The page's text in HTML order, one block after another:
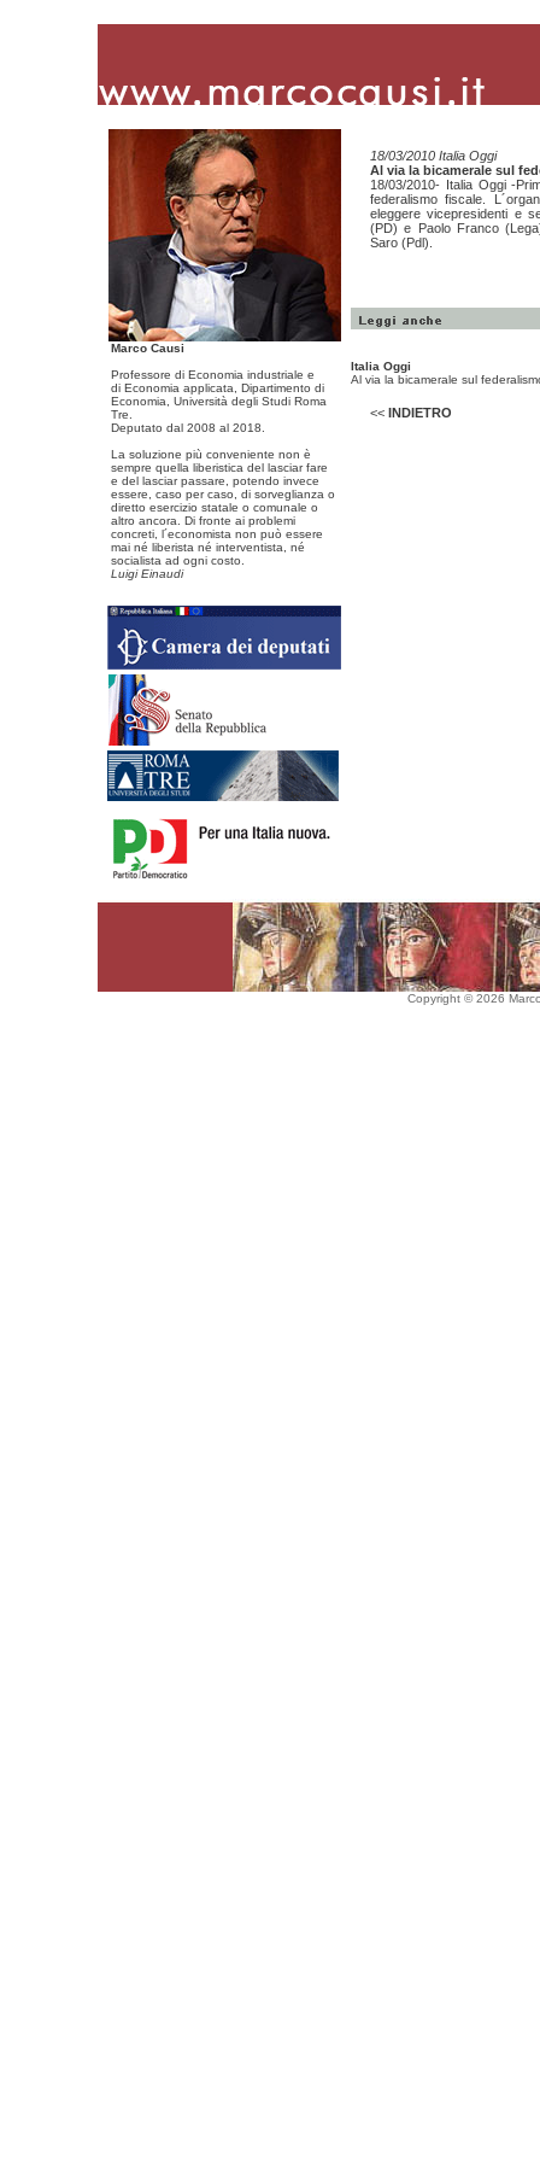
Marco Causi
Professore di Economia industriale e
di Economia applicata, Dipartimento di
Economia, Università degli Studi Roma
Tre.
Deputato dal 2008 al 2018.
La soluzione più conveniente non è
sempre quella liberistica del lasciar fare
e del lasciar passare, potendo invece
essere, caso per caso, di sorveglianza o
diretto esercizio statale o comunale o
altro ancora. Di fronte ai problemi
concreti, l´economista non può essere
mai né liberista né interventista, né
socialista ad ogni costo.
Luigi Einaudi
18/03/2010 Italia Oggi
Al via la bicamerale sul
18/03/2010- Italia Oggi -
federalismo fiscale.
eleggere vicepresidenti e
(PD) e Paolo Franco
Saro (Pdl).
Italia Oggi
Al via la bicamerale sul
<< INDIETRO
Copyright © 2026